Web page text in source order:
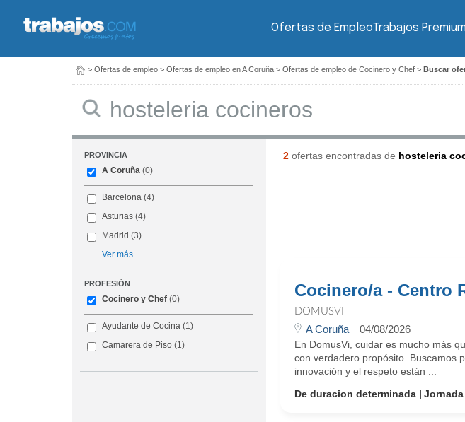
Ofertas de EmpleoTrabajos Premium
> Ofertas de empleo > Ofertas de empleo en A Coruña > Ofertas de empleo de Cocinero y Chef > Buscar
PROVINCIA
A Coruña (0)
Barcelona (4)
Asturias (4)
Madrid (3)
Ver más
PROFESIÓN
Cocinero y Chef (0)
Ayudante de Cocina (1)
Camarera de Piso (1)
2ofertas encontradas de hosteleria
Cocinero/a - Centro
DOMUSVI
A Coruña 04/08/2026
En DomusVi, cuidar es mucho más
con verdadero propósito. Buscamos
innovación y el respeto están ...
De duracion determinada